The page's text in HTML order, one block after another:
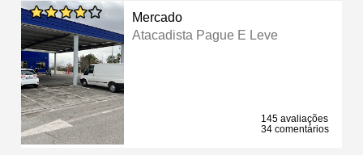
Mercado
Atacadista Pague E Leve
145 avaliações
34 comentários